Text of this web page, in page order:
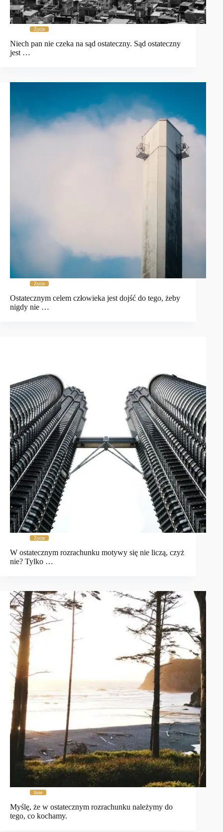
Życie
Niech pan nie czeka na sąd ostateczny. Sąd ostateczny
jest …
Życie
Ostatecznym celem człowieka jest dojść do tego, żeby
nigdy nie …
Życie
W ostatecznym rozrachunku motywy się nie liczą, czyż
nie? Tylko …
Inne
Myślę, że w ostatecznym rozrachunku należymy do
tego, co kochamy.